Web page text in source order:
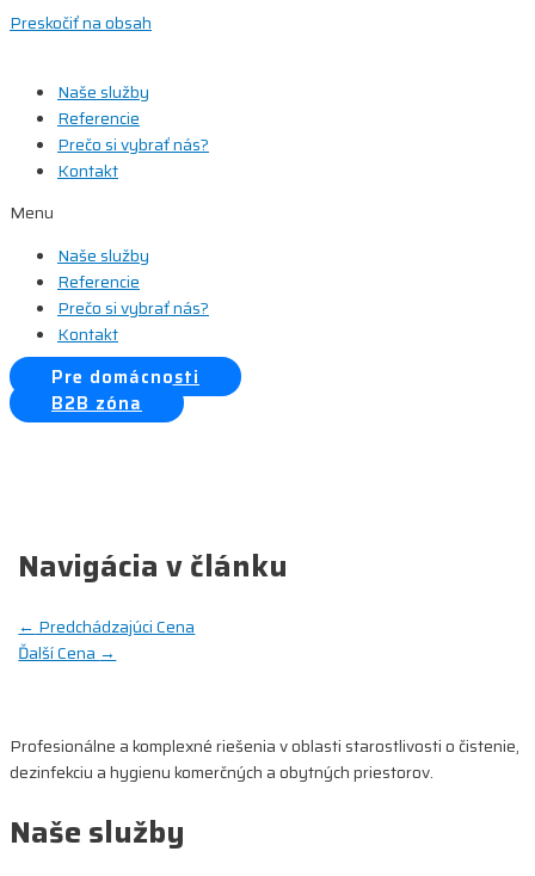
Preskočiť na obsah
Naše služby
Referencie
Prečo si vybrať nás?
Kontakt
Menu
Naše služby
Referencie
Prečo si vybrať nás?
Kontakt
Pre domácnosti
B2B zóna
Navigácia v článku
← Predchádzajúci Cena
Ďalší Cena →
Profesionálne a komplexné riešenia v oblasti starostlivosti o čistenie,
dezinfekciu a hygienu komerčných a obytných priestorov.
Naše služby